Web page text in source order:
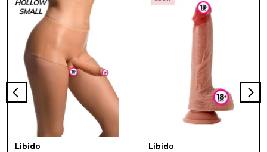
Libido Libido